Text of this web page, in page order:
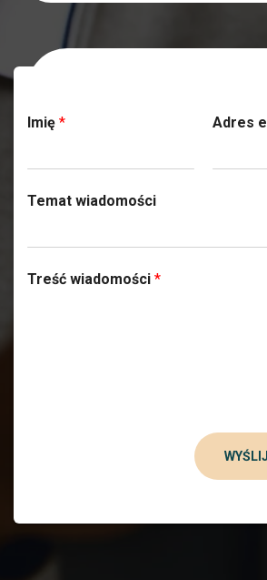
Imię * Adres
Temat wiadomości
Treść wiadomości *